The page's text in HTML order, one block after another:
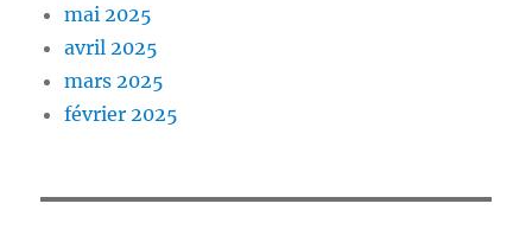
mai 2025
avril 2025
mars 2025
février 2025